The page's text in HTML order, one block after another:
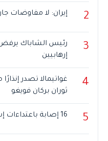
2 إيران: لا مفاوضات
3
رئيس الشاباك
إرهابيين
4
غواتيمالا تصدر
ثوران بركان فويغو
5 16 إصابة باعتداءات إسرائيلية في الضفة الغربية